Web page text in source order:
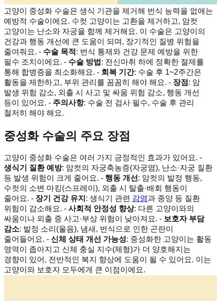
고양이 중성화 수술은 생식 기관을 제거해 번식 능력을 없애는
예방적 수술이에요. 수컷 고양이는 고환을 제거하고, 암컷
고양이는 난소와 자궁을 함께 제거해요. 이 수술은 고양이의
건강과 행동 개선에 큰 도움이 되며, 장기적인 질병 위험을
줄여줘요. - 수술 목적 : 번식 통제와 건강 문제 예방을 위한
필수 조치이에요. - 수술 방법 : 전신마취 하에 정확한 절제를
통해 합병증을 최소화해요. - 회복 기간: 수술 후 1~2주간은
활동을 제한하고, 부위 관리를 꼼꼼히 해야 해요. - 장점 : 암
발생 위험 감소, 외출 시 사고 및 싸움 위험 감소, 행동 개선
등이 있어요. - 주의사항: 수술 전 검사 필수, 수술 후 관리
철저히 해야 해요.
중성화 수술의 주요 장점
고양이 중성화 수술은 여러 가지 긍정적인 효과가 있어요. -
생식기 질환 예방: 암컷의 자궁축농증(자궁염), 난소·자궁 질환
등 발생 위험이 크게 줄어요. - 행동 개선: 암컷의 발정 행동,
수컷의 소변 마킹(스프레이), 외출 시 탈출·배회 행동이
줄어요. - 장기 건강 유지 : 생식기 관련 감염과 종양 등 질환
위험이 감소해요. - 사회적 안정성 향상: 다른 고양이와의
싸움이나 외출 중 사고·부상 위험이 낮아져요. - 보호자 부담
감소: 발정 소리(울음), 냄새, 번식으로 인한 곤란이
줄어들어요. - 신체 상태 개선 가능성: 중성화한 고양이는 활동
영역이 좁아지고 신체 충실 지수(체형)가 더 양호해지는
경향이 있어, 전반적인 복지 향상에 도움이 될 수 있어요. 이는
고양이와 보호자 모두에게 큰 이점이에요.